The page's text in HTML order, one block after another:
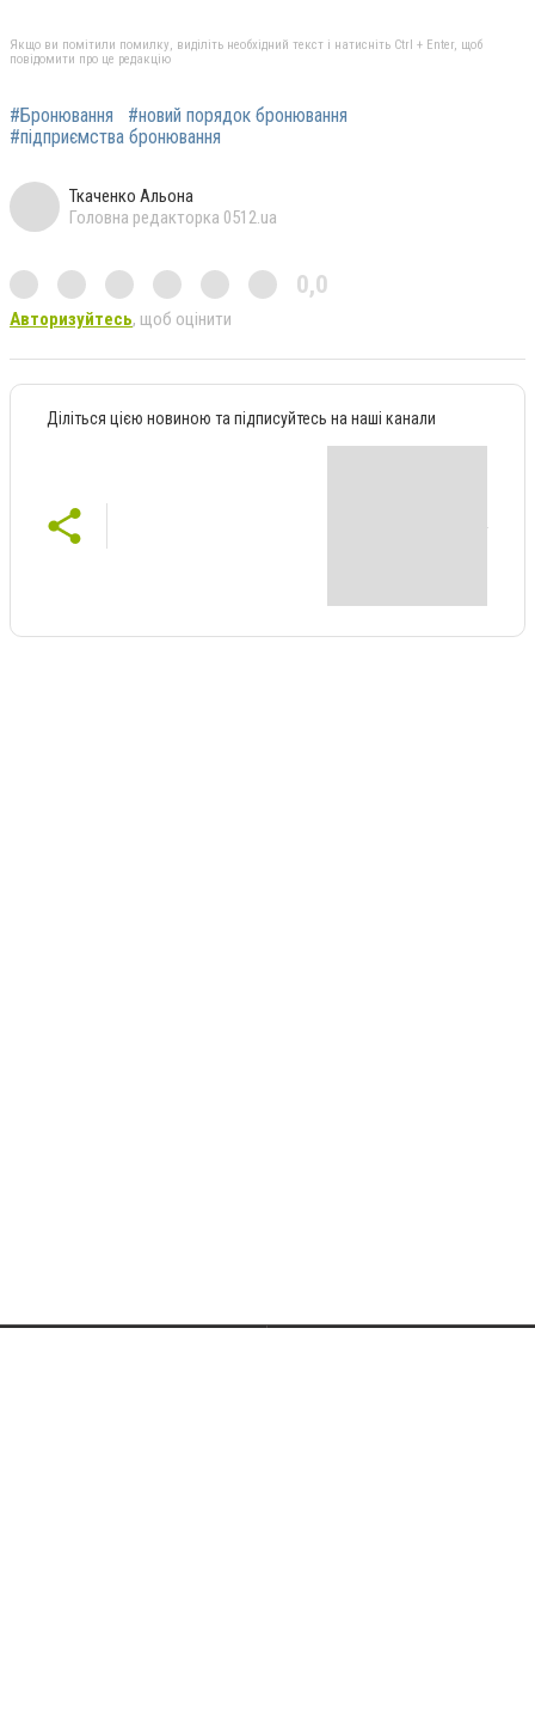
Якщо ви помітили помилку, виділіть необхідний текст і натисніть Ctrl + Enter, щоб
повідомити про це редакцію
#Бронювання
#новий порядок бронювання
#підприємства бронювання
Ткаченко Альона
Головна редакторка 0512.ua
0,0
Авторизуйтесь, щоб оцінити
Діліться цією новиною та підписуйтесь на наші канали